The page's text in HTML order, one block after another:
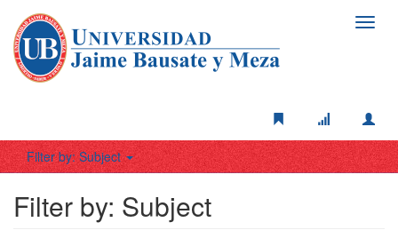
Filter by: Subject
Filter by: Subject